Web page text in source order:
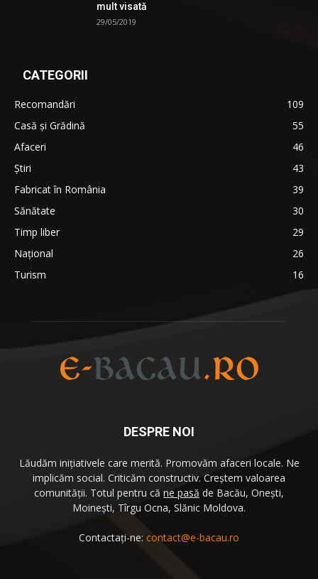
mult visată
29/05/2019
CATEGORII
Recomandări
109
Casă şi Grădină
55
Afaceri
46
Ştiri
43
Fabricat în România
39
Sănătate
30
Timp liber
29
Național
26
Turism
16
DESPRE NOI
Lăudăm iniţiativele care merită. Promovăm afaceri locale. Ne
implicăm social. Criticăm constructiv. Creştem valoarea
comunităţii. Totul pentru că ne pasă de Bacău, Oneşti,
Moineşti, Tîrgu Ocna, Slănic Moldova.
Contactați-ne: contact@e-bacau.ro